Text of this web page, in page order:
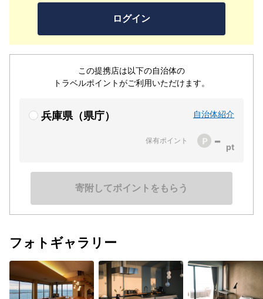
ログイン
この提携店は以下の自治体の
トラベルポイントがご利用いただけます。
兵庫県（県庁） 自治体紹介
保有ポイント -
寄附してポイントをもらう
い「島の別荘」をつくりあげています。大切なご家族と、
ご友人と、あなたの島の別荘としてぜひご利用ください。
フォトギャラリー